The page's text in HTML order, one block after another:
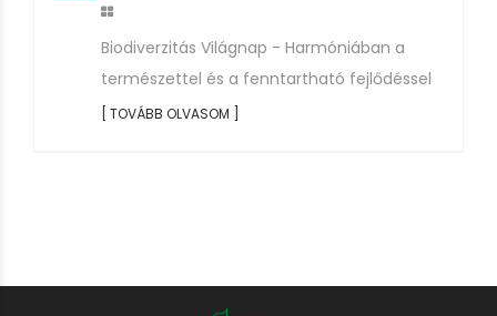
Biodiverzitás Világnap - Harmóniában a
természettel és a fenntartható fejlődéssel
[ TOVÁBB OLVASOM ]